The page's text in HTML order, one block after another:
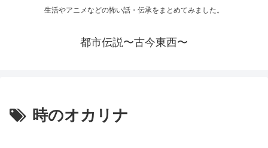
生活やアニメなどの怖い話・伝承をまとめてみました。
都市伝説〜古今東西〜
時のオカリナ